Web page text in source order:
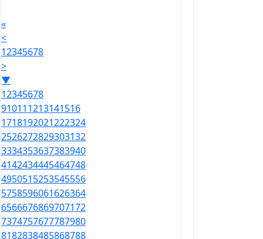
«
<
12345678
>
▼
12345678
910111213141516
1718192021222324
2526272829303132
3334353637383940
4142434445464748
4950515253545556
5758596061626364
6566676869707172
7374757677787980
8182838485868788